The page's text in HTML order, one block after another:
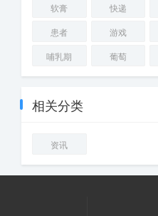
软膏
快递
患者
游戏
哺乳期
葡萄
相关分类
资讯